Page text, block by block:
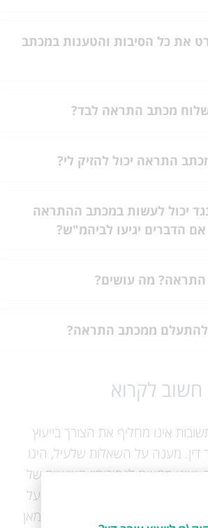
את כל הסיבות והטענות במכתב
מכתב התראה לבד?
התראה יכול להזיק לי?
יכול לעשות במכתב ההתראה
הדברים יגיעו לביהמ"ש?
התראה? מה עושים?
להתעלם ממכתב התראה?
חשוב לקרוא
אינו מחליף את הצורך בייעוץ
דין. מענה על השאלות שלעיל, הינו
מתאים לנסיבותיו האישיות של
על המידע באופן בלעדי, הינה על
צוות האתר לא ישא בנזק למאן